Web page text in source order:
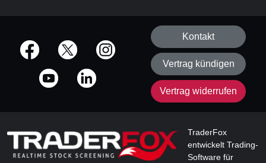
offizielle Social Media-Accounts
Kontakt
Vertrag kündigen
Vertrag widerrufen
TraderFox
entwickelt Trading-
Software für